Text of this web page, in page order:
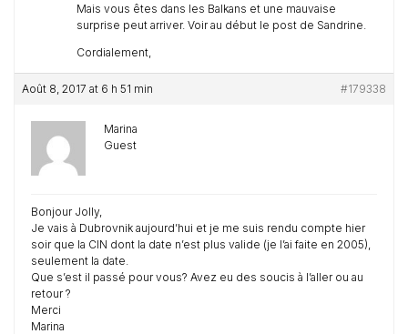
Mais vous êtes dans les Balkans et une mauvaise
surprise peut arriver. Voir au début le post de Sandrine.
Cordialement,
Août 8, 2017 at 6 h 51 min #179338
Marina
Guest
Bonjour Jolly,
Je vais à Dubrovnik aujourd’hui et je me suis rendu compte hier
soir que la CIN dont la date n’est plus valide (je l’ai faite en 2005),
seulement la date.
Que s’est il passé pour vous? Avez eu des soucis à l’aller ou au
retour ?
Merci
Marina